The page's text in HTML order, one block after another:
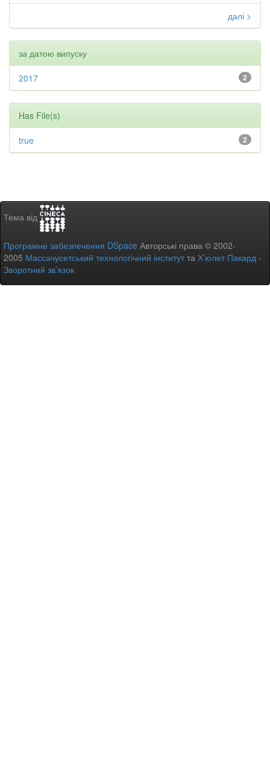
далі >
за датою випуску
2
2017
Has File(s)
2
true
Тема від
Програмне забезпечення DSpace Авторські права © 2002-
2005 Массачусетський технологічний інститутта Х’юлет Пакард -
Зворотний зв’язок